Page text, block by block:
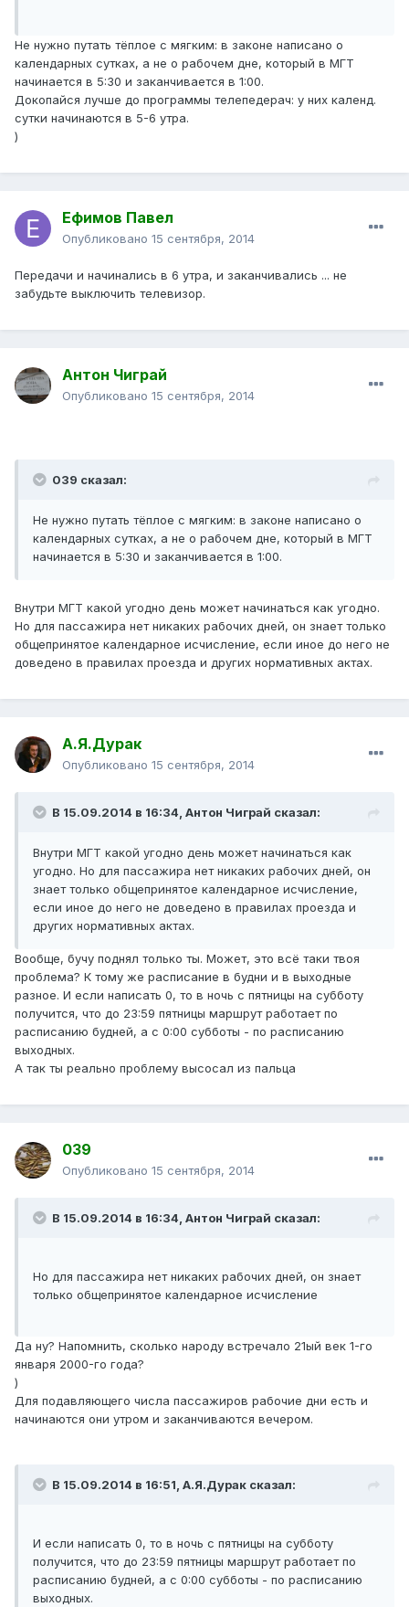
Не нужно путать тёплое с мягким: в законе написано о
календарных сутках, а не о рабочем дне, который в МГТ
начинается в 5:30 и заканчивается в 1:00.
Докопайся лучше до программы телепедерач: у них календ.
сутки начинаются в 5-6 утра.
)
Ефимов Павел
Опубликовано 15 сентября, 2014
Передачи и начинались в 6 утра, и заканчивались ... не
забудьте выключить телевизор.
Антон Чиграй
Опубликовано 15 сентября, 2014
039 сказал:
Не нужно путать тёплое с мягким: в законе написано о
календарных сутках, а не о рабочем дне, который в МГТ
начинается в 5:30 и заканчивается в 1:00.
Внутри МГТ какой угодно день может начинаться как угодно.
Но для пассажира нет никаких рабочих дней, он знает только
общепринятое календарное исчисление, если иное до него не
доведено в правилах проезда и других нормативных актах.
А.Я.Дурак
Опубликовано 15 сентября, 2014
В 15.09.2014 в 16:34, Антон Чиграй сказал:
Внутри МГТ какой угодно день может начинаться как
угодно. Но для пассажира нет никаких рабочих дней, он
знает только общепринятое календарное исчисление,
если иное до него не доведено в правилах проезда и
других нормативных актах.
Вообще, бучу поднял только ты. Может, это всё таки твоя
проблема? К тому же расписание в будни и в выходные
разное. И если написать 0, то в ночь с пятницы на субботу
получится, что до 23:59 пятницы маршрут работает по
расписанию будней, а с 0:00 субботы - по расписанию
выходных.
А так ты реально проблему высосал из пальца
039
Опубликовано 15 сентября, 2014
В 15.09.2014 в 16:34, Антон Чиграй сказал:
Но для пассажира нет никаких рабочих дней, он знает
только общепринятое календарное исчисление
Да ну? Напомнить, сколько народу встречало 21ый век 1-го
января 2000-го года?
)
Для подавляющего числа пассажиров рабочие дни есть и
начинаются они утром и заканчиваются вечером.
В 15.09.2014 в 16:51, А.Я.Дурак сказал:
И если написать 0, то в ночь с пятницы на субботу
получится, что до 23:59 пятницы маршрут работает по
расписанию будней, а с 0:00 субботы - по расписанию
выходных.